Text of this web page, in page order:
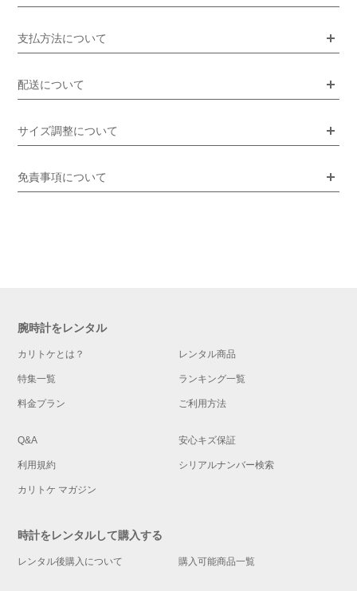
支払方法について
配送について
サイズ調整について
免責事項について
腕時計をレンタル
カリトケとは？ レンタル商品
特集一覧 ランキング一覧
料金プラン ご利用方法
Q&A 安心キズ保証
利用規約 シリアルナンバー検索
カリトケ マガジン
時計をレンタルして購入する
レンタル後購入について 購入可能商品一覧